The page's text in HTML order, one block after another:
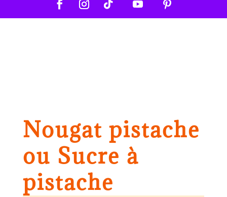
Nougat pistache
ou Sucre à
pistache